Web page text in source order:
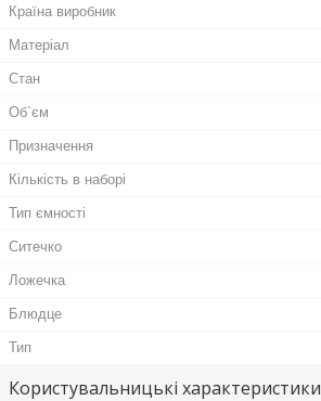
Країна виробник
Матеріал
Стан
Об`єм
Призначення
Кількість в наборі
Тип ємності
Ситечко
Ложечка
Блюдце
Тип
Користувальницькі характеристики